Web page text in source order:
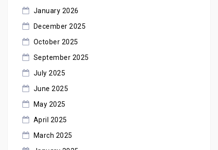
January 2026
December 2025
October 2025
September 2025
July 2025
June 2025
May 2025
April 2025
March 2025